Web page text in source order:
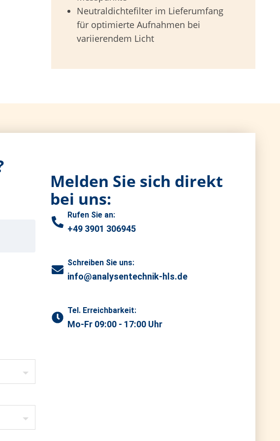
Neutraldichtefilter im Lieferumfang
für optimierte Aufnahmen bei
variierendem Licht
Melden Sie sich direkt
bei uns:
Rufen Sie an:
+49 3901 306945
Schreiben Sie uns:
info@analysentechnik-hls.de
Tel. Erreichbarkeit:
Mo-Fr 09:00 - 17:00 Uhr